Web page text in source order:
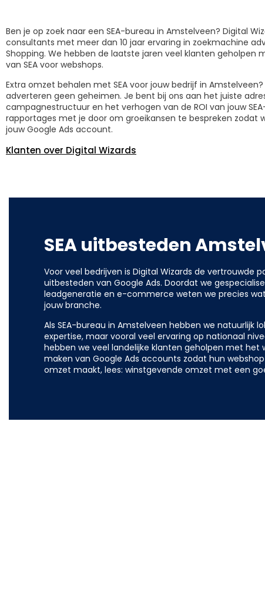
Ben je op zoek naar een SEA-bureau in Amstelveen? Digital
consultants met meer dan 10 jaar ervaring in zoekmachine
Shopping. We hebben de laatste jaren veel klanten geholpen
van SEA voor webshops.
Extra omzet behalen met SEA voor jouw bedrijf in
adverteren geen geheimen. Je bent bij ons aan het juiste
campagnestructuur en het verhogen van de ROI van jouw
rapportages met je door om groeikansen te bespreken zodat
jouw Google Ads account.
Klanten over Digital Wizards
SEA uitbesteden
Voor veel bedrijven is Digital Wizards de vertrouwde
uitbesteden van Google Ads. Doordat we
leadgeneratie en e-commerce weten we precies
jouw branche.
Als SEA-bureau in Amstelveen hebben we natuurlijk
expertise, maar vooral veel ervaring op nationaal
hebben we veel landelijke klanten geholpen met het
maken van Google Ads accounts zodat hun
omzet maakt, lees: winstgevende omzet met een